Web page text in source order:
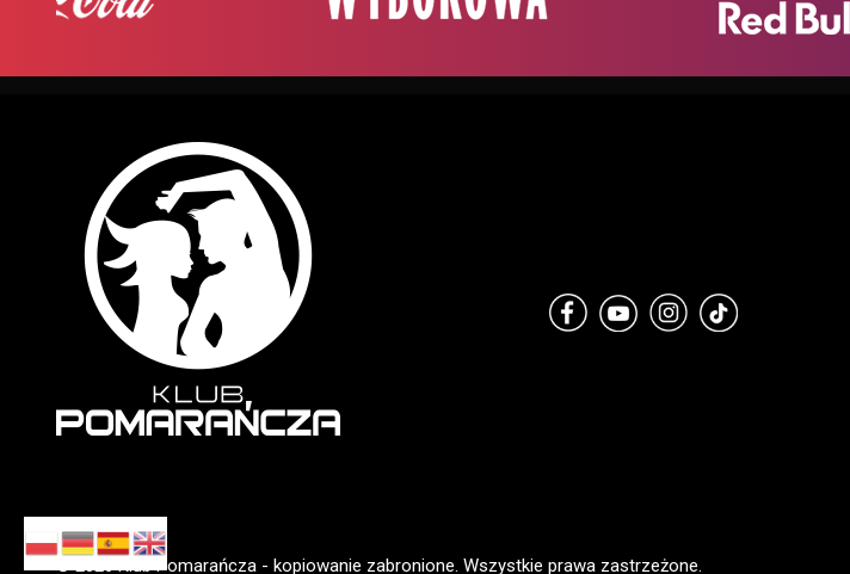
© 2026 Klub Pomarańcza - kopiowanie zabronione. Wszystkie prawa zastrzeżone.